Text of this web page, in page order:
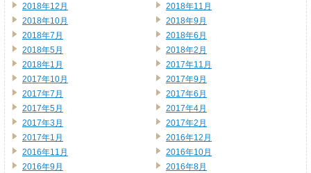
2018年12月
2018年11月
2018年10月
2018年9月
2018年7月
2018年6月
2018年5月
2018年2月
2018年1月
2017年11月
2017年10月
2017年9月
2017年7月
2017年6月
2017年5月
2017年4月
2017年3月
2017年2月
2017年1月
2016年12月
2016年11月
2016年10月
2016年9月
2016年8月